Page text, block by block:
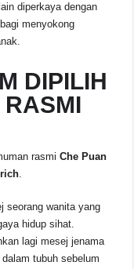
diperkaya dengan
menyokong
DIPILIH
rasmiChe Puan
.
seorang wanita yang
hidup sihat.
lagi mesej jenama
tubuh sebelum